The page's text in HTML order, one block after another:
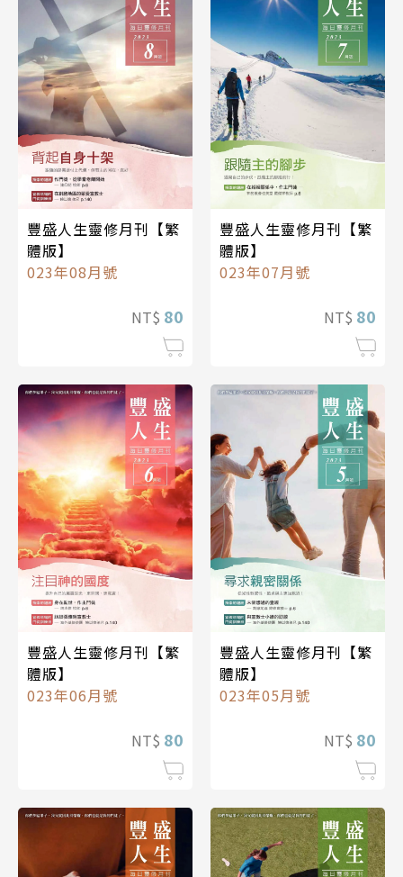
豐盛人生靈修月刊【繁
體版】
023年08月號
NT$ 80
豐盛人生靈修月刊【繁
體版】
023年07月號
NT$ 80
豐盛人生靈修月刊【繁
體版】
023年06月號
NT$ 80
豐盛人生靈修月刊【繁
體版】
023年05月號
NT$ 80